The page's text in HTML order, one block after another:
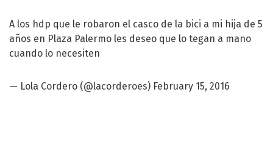
A los hdp que le robaron el casco de la bici a mi hija de 5
años en Plaza Palermo les deseo que lo tegan a mano
cuando lo necesiten
— Lola Cordero (@lacorderoes) February 15, 2016